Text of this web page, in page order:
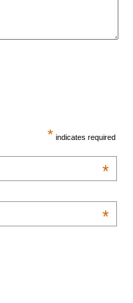
* indicates required
*
*